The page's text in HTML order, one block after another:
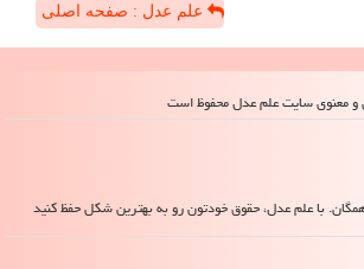
علم عدل : صفحه اصلی
با علم عدل، حقوق خودتون رو به بهترین شکل حفظ کنید